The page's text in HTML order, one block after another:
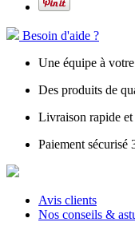
Besoin d'aide ?
Une équipe à
Des produits de
Livraison rapide et
Paiement sécurisé
Avis clients
Nos conseils &